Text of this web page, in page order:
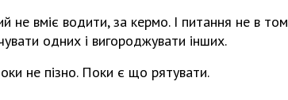
не вміє водити, за кермо. І питання не в
одних і вигороджувати інших.
не пізно. Поки є що рятувати.